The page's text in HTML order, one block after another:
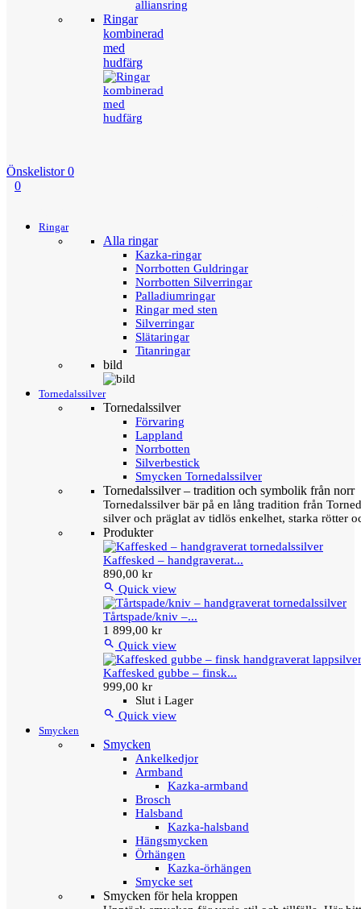
alliansring
Ringar
kombinerad
med
hudfärg
Önskelistor 0
0
Ringar
Alla ringar
Kazka-ringar
Norrbotten Guldringar
Norrbotten Silverringar
Palladiumringar
Ringar med sten
Silverringar
Slätaringar
Titanringar
bild
Tornedalssilver
Tornedalssilver
Förvaring
Lappland
Norrbotten
Silverbestick
Smycken Tornedalssilver
Tornedalssilver – tradition och symbolik från norr
Tornedalssilver bär på en lång tradition från
silver och präglat av tidlös enkelhet, starka rötter
Produkter
Kaffesked – handgraverat...
890,00 kr
 Quick view
Tårtspade/kniv –...
1 899,00 kr
 Quick view
Kaffesked gubbe – finsk...
999,00 kr
Slut i Lager
 Quick view
Smycken
Smycken
Ankelkedjor
Armband
Kazka-armband
Brosch
Halsband
Kazka-halsband
Hängsmycken
Örhängen
Kazka-örhängen
Smycke set
Smycken för hela kroppen